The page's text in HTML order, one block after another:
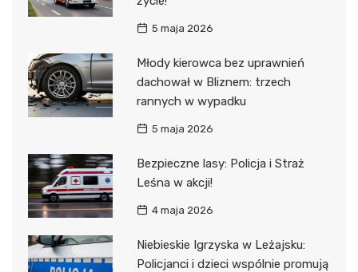
5 maja 2026
Młody kierowca bez uprawnień
dachował w Bliznem: trzech
rannych w wypadku
5 maja 2026
Bezpieczne lasy: Policja i Straż
Leśna w akcji!
4 maja 2026
Niebieskie Igrzyska w Leżajsku:
Policjanci i dzieci wspólnie promują